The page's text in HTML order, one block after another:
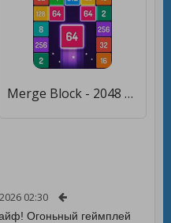
Merge Block - 2048 головоломок [Много денег]
02:30
Огоньный геймплей